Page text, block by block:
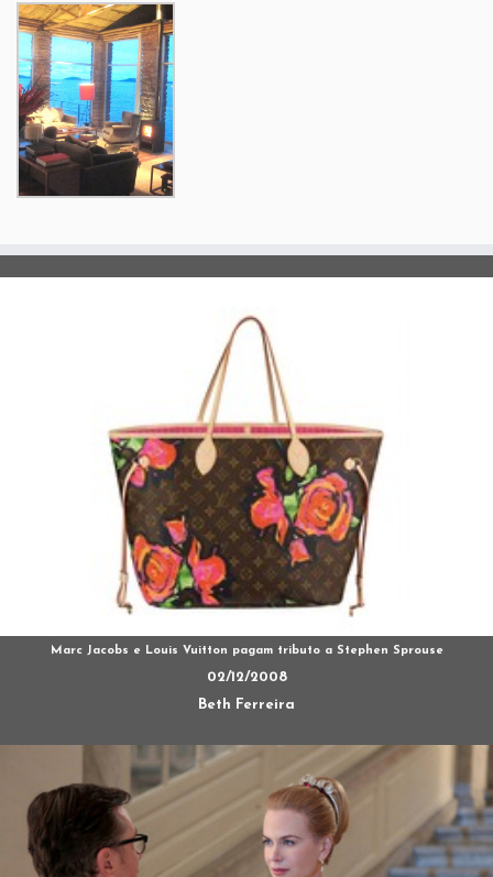
Marc Jacobs e Louis Vuitton pagam tributo a Stephen Sprouse
02/12/2008
Beth Ferreira